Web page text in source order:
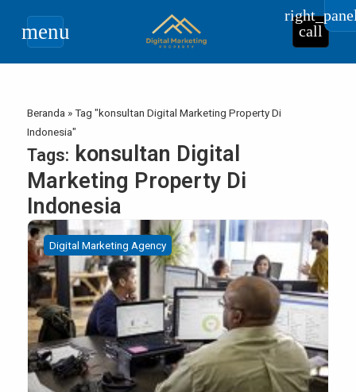
menu call
Beranda »Tag "konsultan Digital Marketing Property Di
Indonesia"
Tags: konsultan Digital
Marketing Property Di
Indonesia
Digital Marketing Agency